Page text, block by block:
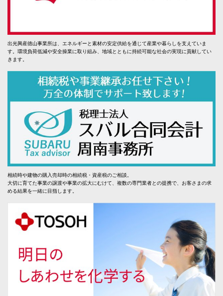
出光興産徳山事業所は、エネルギーと素材の安定供給を通じて産業や暮らしを支えていま
す。環境負荷低減や安全操業に取り組み、地域とともに持続可能な社会の実現に貢献してい
きます。
相続時や建物の購入売却時の相続税・資産税のご相談。
大切に育てた事業の譲渡や事業の拡大にむけて、複数の専門業者との提携で、お客さまの求
める結果を一緒に目指します。